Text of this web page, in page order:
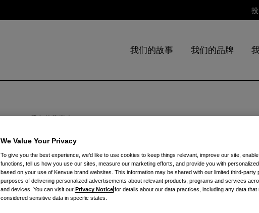
我们的故事 我们的品牌
We Value Your Privacy
To give you the best experience, we’d like to use cookies to keep things relevant, improve our site,
functions, tell us how you use our sites, measure our marketing efforts, and provide you with
based on your use of Kenvue brand websites. This information may be shared with our limited third-party
purposes of delivering personalized advertisements about relevant products, programs and services
and devices. You can visit our Privacy Notice for details about our data practices, including any data that
considered sensitive data in specific states.